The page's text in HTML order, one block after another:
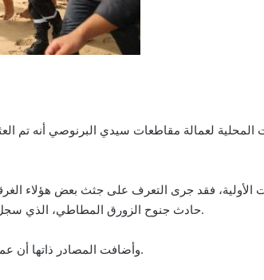
فقد جرى التعرف على جثث بعض هؤلاء
حادث جنوح الزورق المطاطي، الذي سجل يوم السبت الماضي، قبالة ساحل المحمدية.
وأضافت المصادر ذاتها أن عمليات البحث عن مفقودين مفترضين مستمرة.